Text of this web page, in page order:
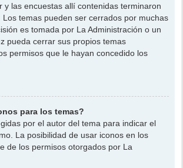
y las encuestas allí contenidas terminaron
temas pueden ser cerrados por muchas
es tomada por La Administración o un
pueda cerrar sus propios temas
permisos que le hayan concedido los
para los temas?
por el autor del tema para indicar el
La posibilidad de usar iconos en los
de los permisos otorgados por La